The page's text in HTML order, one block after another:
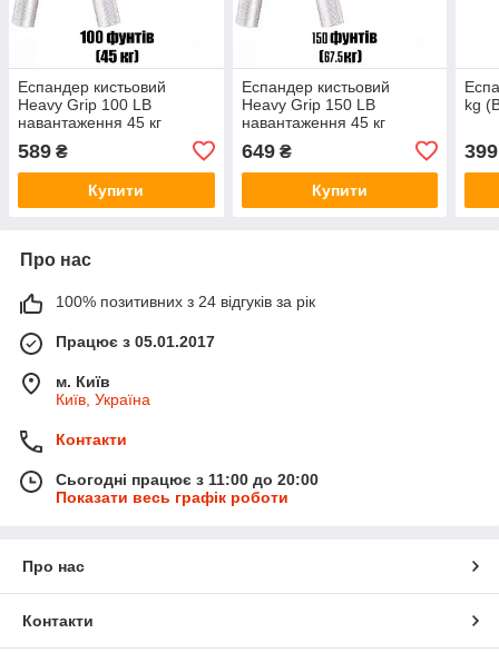
Еспандер кистьовий
Heavy Grip 100 LB
навантаження 45 кг
589 ₴
Купити
Еспандер кистьовий
Heavy Grip 150 LB
навантаження 45 кг
649₴
Купити
kg
399
Про нас
100% позитивних з 24 відгуків за рік
Працює з 05.01.2017
м. Київ
Київ, Україна
Контакти
Сьогодні працює з 11:00 до 20:00
Показати весь графік роботи
Про нас
Контакти